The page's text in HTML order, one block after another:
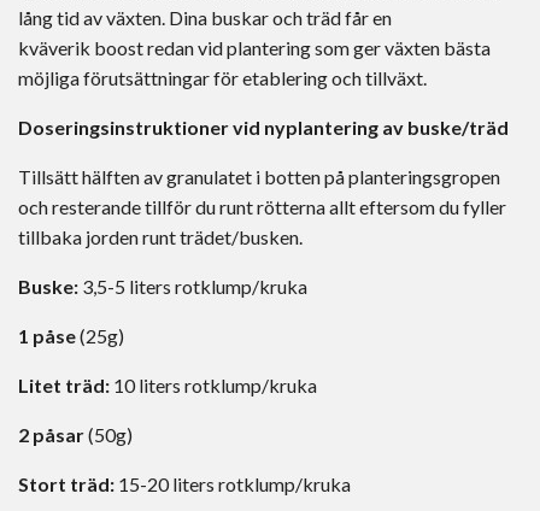
lång tidav växten. Dina buskar och träd får en
kväverik boostredan vid planteringsom ger växten bästa
möjliga förutsättningar för etablering och tillväxt.
Doseringsinstruktioner vid nyplantering av buske/träd
Tillsätt hälften av granulatet i botten på planteringsgropen
och resterande tillför du runt rötterna allt eftersom du fyller
tillbaka jorden runt trädet/busken.
Buske: 3,5-5 liters rotklump/kruka
1 påse(25g)
Litet träd: 10 liters rotklump/kruka
2 påsar(50g)
Stort träd: 15-20 liters rotklump/kruka